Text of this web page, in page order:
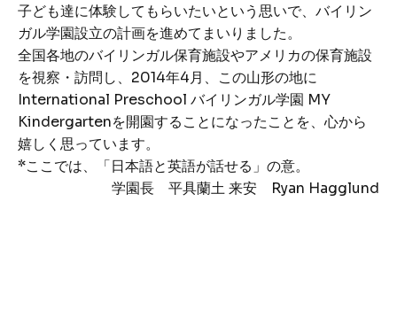
子ども達に体験してもらいたいという思いで、バイリン
ガル学園設立の計画を進めてまいりました。
全国各地のバイリンガル保育施設やアメリカの保育施設
を視察・訪問し、2014年4月、この山形の地に
International Preschool バイリンガル学園 MY
Kindergartenを開園することになったことを、心から
嬉しく思っています。
*ここでは、「日本語と英語が話せる」の意。
学園長 平具蘭土 来安 Ryan Hagglund